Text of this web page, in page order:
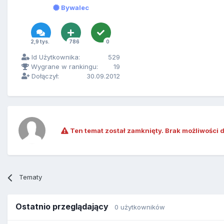
Bywalec
2,9 tys. 786 0
Id Użytkownika:
529
Wygrane w rankingu:
19
Dołączył:
30.09.2012
Ten temat został zamknięty. Brak możliwości
Tematy
Ostatnio przeglądający 0 użytkowników